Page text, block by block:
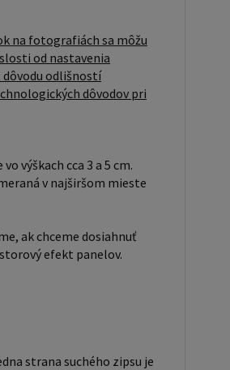
na fotografiách sa môžu
od nastavenia
odlišností
dôvodov pri
výškach cca 3 a 5 cm.
v najširšom mieste
ak chceme dosiahnuť
efekt panelov.
strana suchého zipsu je